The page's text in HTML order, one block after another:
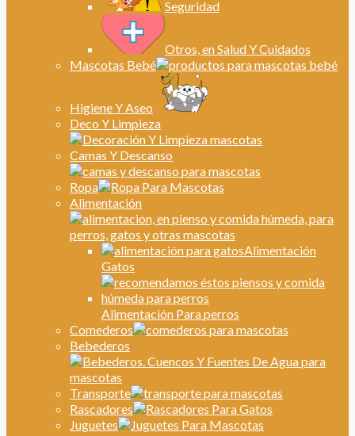
Seguridad
Otros, en Salud Y Cuidados
Mascotas Bebé
Higiene Y Aseo
Deco Y Limpieza
Camas Y Descanso
Ropa
Alimentación
Alimentación
Gatos
Alimentación Para perros
Comederos
Bebederos
Transporte
Rascadores
Juguetes